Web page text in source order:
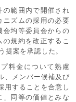
の範囲内で開催され
ニズムの採用の必要
会均等委員会からの
規約を改正するこ
提案を承認した。
料金について熟慮
、メンバー候補及び
用することを合意し
同等の価値とみな